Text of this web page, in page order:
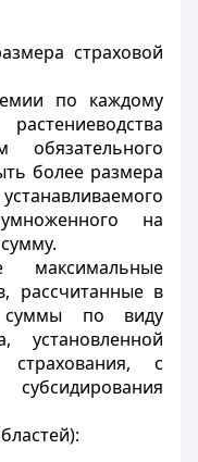
страховой
по каждому
обязательного
более размера
на
максимальные
рассчитанные в
суммы по виду
установленной
страхования, с